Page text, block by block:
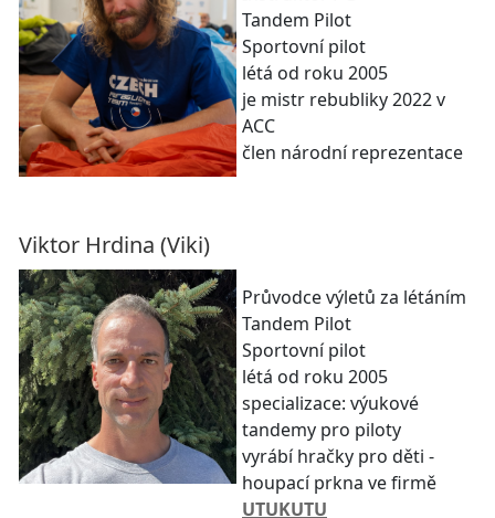
Tandem Pilot
Sportovní pilot
létá od roku 2005
je mistr rebubliky 2022 v
ACC
člen národní reprezentace
Viktor Hrdina (Viki)
Průvodce výletů za létáním
Tandem Pilot
Sportovní pilot
létá od roku 2005
specializace: výukové
tandemy pro piloty
vyrábí hračky pro děti -
houpací prkna ve firmě
UTUKUTU